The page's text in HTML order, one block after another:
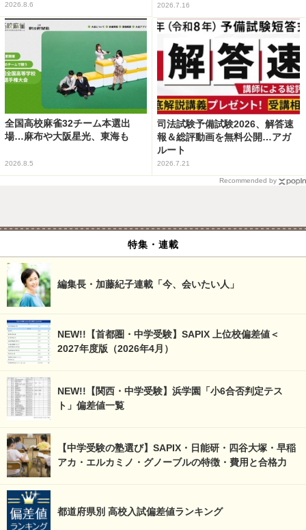
2026.8.6 2026.7.16
全国高校麻雀32チーム本選出
場…麻布や大阪星光、東海も
2026.8.5
司法試験予備試験2026、解答速
報＆総評動画を無料公開…アガ
ルート
2026.7.21
Recommended by
特集・連載
編集長・加藤紀子連載「今、会いたい人」
NEW!!【首都圏・中学受験】SAPIX 上位校偏差値＜
2027年度版（2026年4月）
NEW!!【関西・中学受験】浜学園「小6合否判定テス
ト」偏差値一覧
【中学受験の塾選び】SAPIX・日能研・四谷大塚・早稲
アカ・エルカミノ・グノーブルの特徴・費用と合格力
都道府県別 高校入試偏差値ランキング